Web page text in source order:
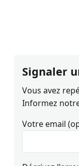
Signaler
Vous avez
Informez
Votre email